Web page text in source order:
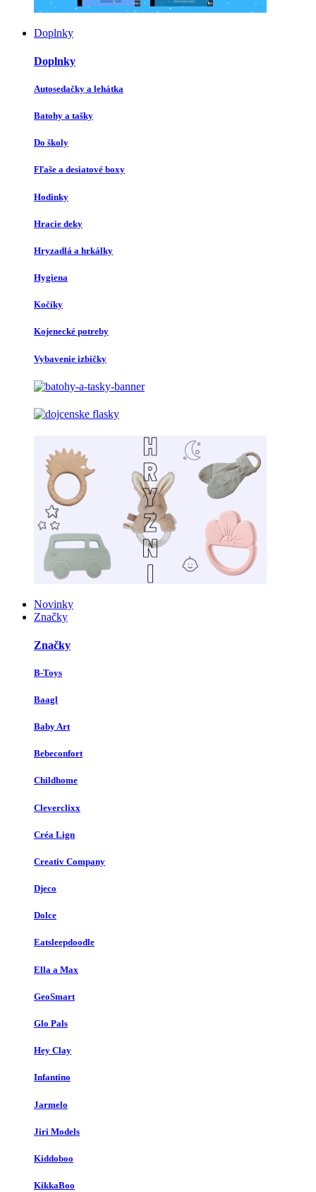
Doplnky
Doplnky
Autosedačky a lehátka
Batohy a tašky
Do školy
Fľaše a desiatové boxy
Hodinky
Hracie deky
Hryzadlá a hrkálky
Hygiena
Kočíky
Kojenecké potreby
Vybavenie izbičky
Novinky
Značky
Značky
B-Toys
Baagl
Baby Art
Bebeconfort
Childhome
Cleverclixx
Créa Lign
Creativ Company
Djeco
Dolce
Eatsleepdoodle
Ella a Max
GeoSmart
Glo Pals
Hey Clay
Infantino
Jarmelo
Jiri Models
Kiddoboo
KikkaBoo